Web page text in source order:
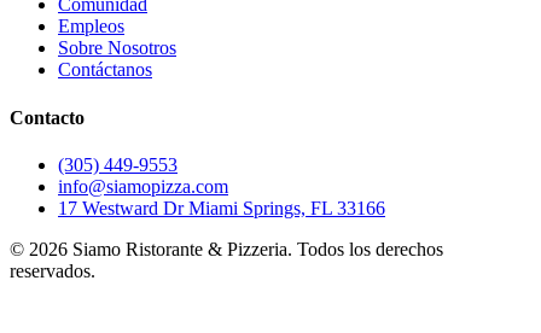
Comunidad
Empleos
Sobre Nosotros
Contáctanos
Contacto
(305) 449-9553
info@siamopizza.com
17 Westward Dr Miami Springs, FL 33166
© 2026 Siamo Ristorante & Pizzeria. Todos los derechos
reservados.